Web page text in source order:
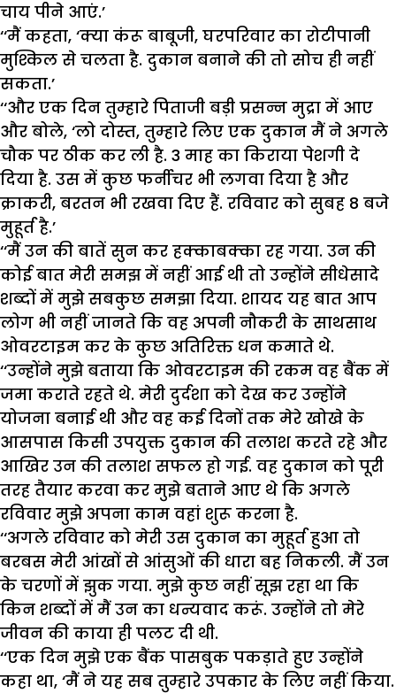
चाय पीने आएं.’
‘‘मैं कहता, ‘क्या कंरू बाबूजी, घरपरिवार का रोटीपानी
मुश्किल से चलता है. दुकान बनाने की तो सोच ही नहीं
सकता.’
‘‘और एक दिन तुम्हारे पिताजी बड़ी प्रसन्न मुद्रा में आए
और बोले, ‘लो दोस्त, तुम्हारे लिए एक दुकान मैं ने अगले
चौक पर ठीक कर ली है. 3 माह का किराया पेशगी दे
दिया है. उस में कुछ फर्नीचर भी लगवा दिया है और
क्राकरी, बरतन भी रखवा दिए हैं. रविवार को सुबह 8 बजे
मुहूर्त है.’
‘‘मैं उन की बातें सुन कर हक्काबक्का रह गया. उन की
कोई बात मेरी समझ में नहीं आई थी तो उन्होंने सीधेसादे
शब्दों में मुझे सबकुछ समझा दिया. शायद यह बात आप
लोग भी नहीं जानते कि वह अपनी नौकरी के साथसाथ
ओवरटाइम कर के कुछ अतिरिक्त धन कमाते थे.
‘‘उन्होंने मुझे बताया कि ओवरटाइम की रकम वह बैंक में
जमा कराते रहते थे. मेरी दुर्दशा को देख कर उन्होंने
योजना बनाई थी और वह कई दिनों तक मेरे खोखे के
आसपास किसी उपयुक्त दुकान की तलाश करते रहे और
आखिर उन की तलाश सफल हो गई. वह दुकान को पूरी
तरह तैयार करवा कर मुझे बताने आए थे कि अगले
रविवार मुझे अपना काम वहां शुरू करना है.
‘‘अगले रविवार को मेरी उस दुकान का मुहूर्त हुआ तो
बरबस मेरी आंखों से आंसुओं की धारा बह निकली. मैं उन
के चरणों में झुक गया. मुझे कुछ नहीं सूझ रहा था कि
किन शब्दों में मैं उन का धन्यवाद करूं. उन्होंने तो मेरे
जीवन की काया ही पलट दी थी.
‘‘एक दिन मुझे एक बैंक पासबुक पकड़ाते हुए उन्होंने
कहा था, ‘मैं ने यह सब तुम्हारे उपकार के लिए नहीं किया.